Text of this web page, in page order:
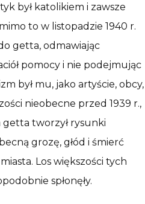
był katolikiem i zawsze
to w listopadzie 1940 r.
getta, odmawiając
pomocy i nie podejmując
był mu, jako artyście, obcy,
nieobecne przed 1939 r.,
tworzył rysunki
grozę, głód i śmierć
Los większości tych
spłonęły.